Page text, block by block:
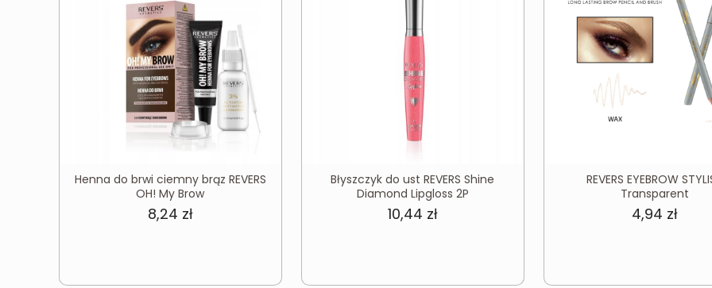
Henna do brwi ciemny brąz REVERS
OH! My Brow
8,24 zł
Błyszczyk do ust REVERS Shine
Diamond Lipgloss 2P
10,44 zł
REVERS EYEBROW
Transparent
4,94 zł